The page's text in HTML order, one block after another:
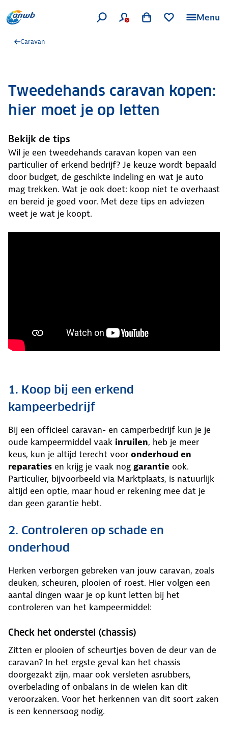
Menu
Caravan
Tweedehands caravan kopen:
hier moet je op letten
Bekijk de tips
Wil je een tweedehands caravan kopen van een
particulier of erkend bedrijf? Je keuze wordt bepaald
door budget, de geschikte indeling en wat je auto
mag trekken. Wat je ook doet: koop niet te overhaast
en bereid je goed voor. Met deze tips en adviezen
weet je wat je koopt.
1. Koop bij een erkend
kampeerbedrijf
Bij een officieel caravan- en camperbedrijf kun je je
oude kampeermiddel vaak inruilen, heb je meer
keus, kun je altijd terecht voor onderhoud en
reparaties en krijg je vaak nog garantie ook.
Particulier, bijvoorbeeld via Marktplaats, is natuurlijk
altijd een optie, maar houd er rekening mee dat je
dan geen garantie hebt.
2. Controleren op schade en
onderhoud
Herken verborgen gebreken van jouw caravan, zoals
deuken, scheuren, plooien of roest. Hier volgen een
aantal dingen waar je op kunt letten bij het
controleren van het kampeermiddel:
Check het onderstel (chassis)
Zitten er plooien of scheurtjes boven de deur van de
caravan? In het ergste geval kan het chassis
doorgezakt zijn, maar ook versleten asrubbers,
overbelading of onbalans in de wielen kan dit
veroorzaken. Voor het herkennen van dit soort zaken
is een kennersoog nodig.